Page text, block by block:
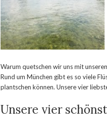
Warum quetschen wir uns mit
Rund um München gibt es so viele
plantschen können. Unsere vier
Unsere vier